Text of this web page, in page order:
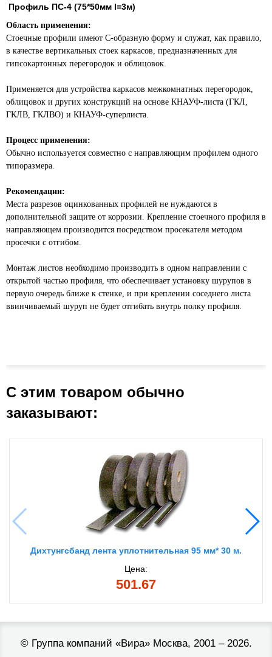
Профиль ПС-4 (75*50мм l=3м)
Область применения:
Стоечные профили имеют С-образную форму и служат, как правило,
в качестве вертикальных стоек каркасов, предназначенных для
гипсокартонных перегородок и облицовок.
Применяется для устройства каркасов межкомнатных перегородок,
облицовок и других конструкций на основе КНАУФ-листа (ГКЛ,
ГКЛВ, ГКЛВО) и КНАУФ-суперлиста.
Процесс применения:
Обычно используется совместно с направляющим профилем одного
типоразмера.
Рекомендации:
Места разрезов оцинкованных профилей не нуждаются в
дополнительной защите от коррозии. Крепление стоечного профиля в
направляющем производится посредством просекателя методом
просечки с отгибом.
Монтаж листов необходимо производить в одном направлении с
открытой частью профиля, что обеспечивает установку шурупов в
первую очередь ближе к стенке, и при креплении соседнего листа
ввинчиваемый шуруп не будет отгибать внутрь полку профиля.
С этим товаром обычно
заказывают:
Дихтунгсбанд лента уплотнительная 95 мм* 30 м.
Цена:
501.67
© Группа компаний «Вира»Москва, 2001 – 2026.